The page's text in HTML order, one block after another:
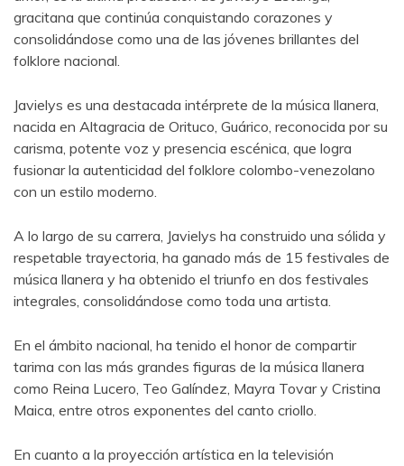
gracitana que continúa conquistando corazones y
consolidándose como una de las jóvenes brillantes del
folklore nacional.
Javielys es una destacada intérprete de la música llanera,
nacida en Altagracia de Orituco, Guárico, reconocida por su
carisma, potente voz y presencia escénica, que logra
fusionar la autenticidad del folklore colombo-venezolano
con un estilo moderno.
A lo largo de su carrera, Javielys ha construido una sólida y
respetable trayectoria, ha ganado más de 15 festivales de
música llanera y ha obtenido el triunfo en dos festivales
integrales, consolidándose como toda una artista.
En el ámbito nacional, ha tenido el honor de compartir
tarima con las más grandes figuras de la música llanera
como Reina Lucero, Teo Galíndez, Mayra Tovar y Cristina
Maica, entre otros exponentes del canto criollo.
En cuanto a la proyección artística en la televisión